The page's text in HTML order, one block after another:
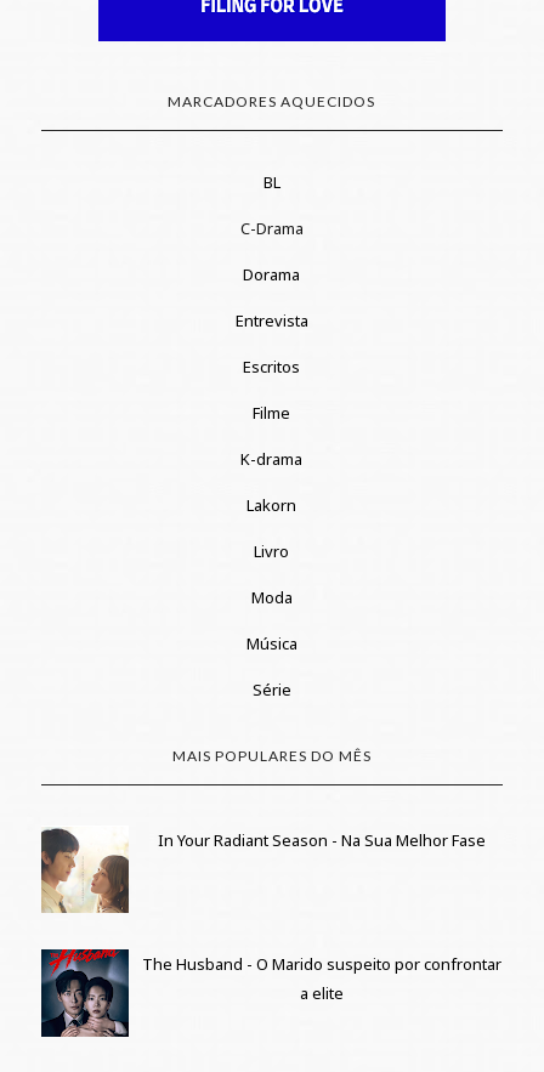
MARCADORES AQUECIDOS
BL
C-Drama
Dorama
Entrevista
Escritos
Filme
K-drama
Lakorn
Livro
Moda
Música
Série
MAIS POPULARES DO MÊS
In Your Radiant Season - Na Sua Melhor Fase
The Husband - O Marido suspeito por confrontar
a elite